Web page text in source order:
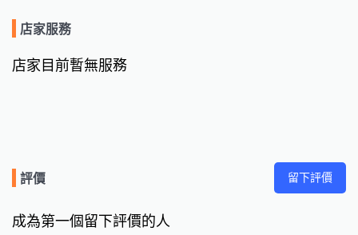
店家服務
店家目前暫無服務
評價 留下評價
成為第一個留下評價的人